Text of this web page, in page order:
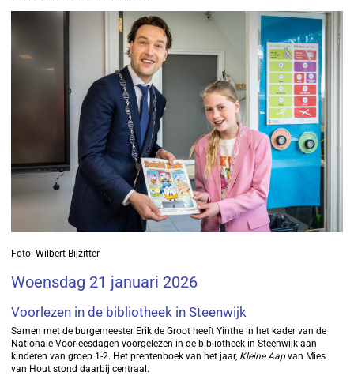
Foto: Wilbert Bijzitter
Woensdag 21 januari 2026
Voorlezen in de bibliotheek in Steenwijk
Samen met de burgemeester Erik de Groot heeft Yinthe in het kader van de
Nationale Voorleesdagen voorgelezen in de bibliotheek in Steenwijk aan
kinderen van groep 1-2. Het prentenboek van het jaar, Kleine Aapvan Mies
van Hout stond daarbij centraal.